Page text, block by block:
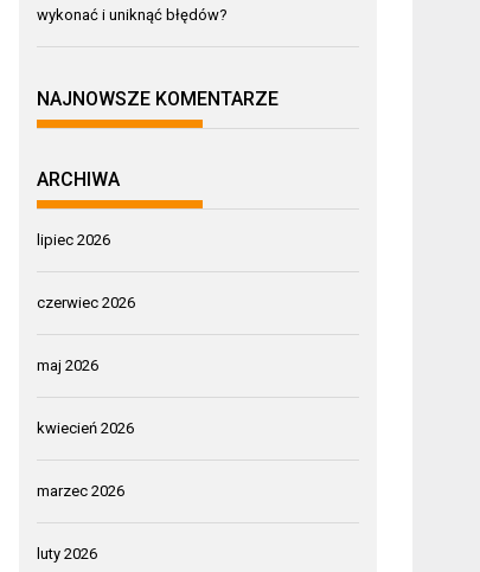
wykonać i uniknąć błędów?
NAJNOWSZE KOMENTARZE
ARCHIWA
lipiec 2026
czerwiec 2026
maj 2026
kwiecień 2026
marzec 2026
luty 2026